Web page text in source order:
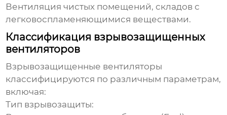
Вентиляция чистых помещений, складов с
легковоспламеняющимися веществами.
Классификация взрывозащищенных
вентиляторов
Взрывозащищенные вентиляторы
классифицируются по различным параметрам,
включая:
Тип взрывозащиты: